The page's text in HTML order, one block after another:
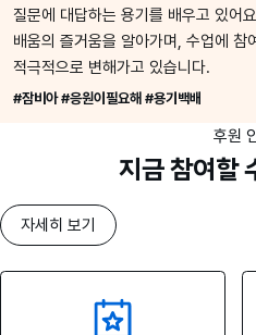
질문에 대답하는 용기를 배우고 있어
배움의 즐거움을 알아가며, 수업에 참
적극적으로 변해가고 있습니다.
#잠비아 #응원이필요해 #용기백배
후원
지금 참여할
자세히 보기